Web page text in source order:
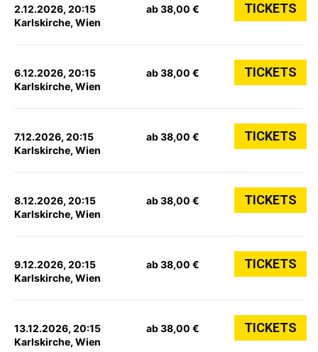
2.12.2026, 20:15
Karlskirche, Wien
ab 38,00 € TICKETS
6.12.2026, 20:15
Karlskirche, Wien
ab 38,00 € TICKETS
7.12.2026, 20:15
Karlskirche, Wien
ab 38,00 € TICKETS
8.12.2026, 20:15
Karlskirche, Wien
ab 38,00 € TICKETS
9.12.2026, 20:15
Karlskirche, Wien
ab 38,00 € TICKETS
13.12.2026, 20:15
Karlskirche, Wien
ab 38,00 € TICKETS